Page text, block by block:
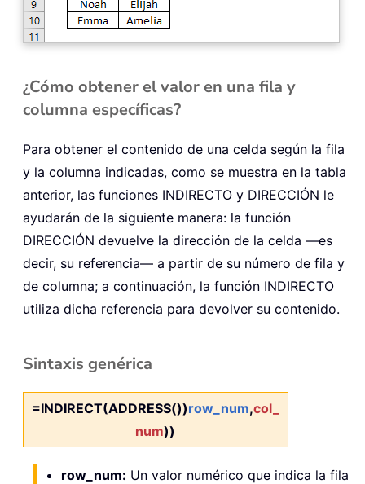
¿Cómo obtener el valor en una fila y
columna específicas?
Para obtener el contenido de una celda según la fila
y la columna indicadas, como se muestra en la tabla
anterior, las funciones INDIRECTO y DIRECCIÓN le
ayudarán de la siguiente manera: la función
DIRECCIÓN devuelve la dirección de la celda —es
decir, su referencia— a partir de su número de fila y
de columna; a continuación, la función INDIRECTO
utiliza dicha referencia para devolver su contenido.
Sintaxis genérica
=INDIRECT(ADDRESS())row_num,col_
num))
row_num: Un valor numérico que indica la fila